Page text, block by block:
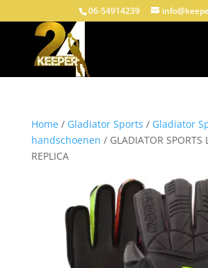
06-54914239
Home/ Gladiator Sports / Gladiator
handschoenen / GLADIATOR SPORTS
REPLICA